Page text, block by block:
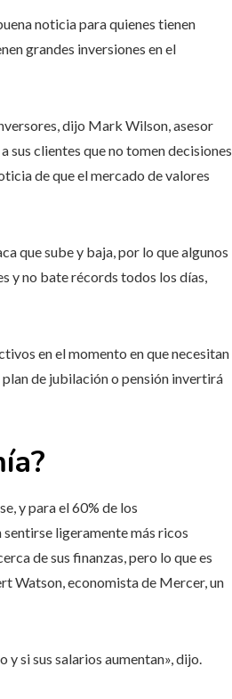
noticia para quienes tienen
grandes inversiones en el
dijo Mark Wilson, asesor
clientes que no tomen decisiones
de que el mercado de valores
que sube y baja, por lo que algunos
y no bate récords todos los días,
en el momento en que necesitan
de jubilación o pensión invertirá
y para el 60% de los
ligeramente más ricos
de sus finanzas, pero lo que es
Watson, economista de Mercer, un
y si sus salarios aumentan», dijo.